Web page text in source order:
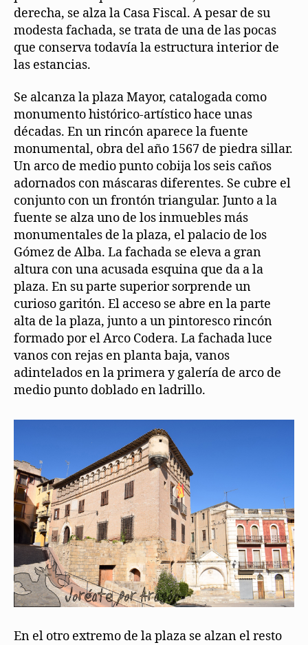
derecha, se alza la Casa Fiscal. A pesar de su
modesta fachada, se trata de una de las pocas
que conserva todavía la estructura interior de
las estancias.
Se alcanza la plaza Mayor, catalogada como
monumento histórico-artístico hace unas
décadas. En un rincón aparece la fuente
monumental, obra del año 1567 de piedra sillar.
Un arco de medio punto cobija los seis caños
adornados con máscaras diferentes. Se cubre el
conjunto con un frontón triangular. Junto a la
fuente se alza uno de los inmuebles más
monumentales de la plaza, el palacio de los
Gómez de Alba. La fachada se eleva a gran
altura con una acusada esquina que da a la
plaza. En su parte superior sorprende un
curioso garitón. El acceso se abre en la parte
alta de la plaza, junto a un pintoresco rincón
formado por el Arco Codera. La fachada luce
vanos con rejas en planta baja, vanos
adintelados en la primera y galería de arco de
medio punto doblado en ladrillo.
En el otro extremo de la plaza se alzan el resto